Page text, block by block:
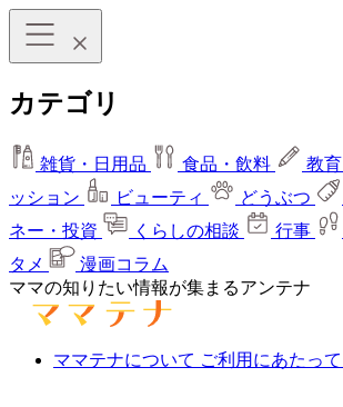
カテゴリ
雑貨・日用品 食品・飲料 教育
ッション
ビューティ どうぶつ
ネー・投資
くらしの相談 行事
タメ
漫画コラム
ママの知りたい情報が集まるアンテナ
ママテナについて ご利用にあたって